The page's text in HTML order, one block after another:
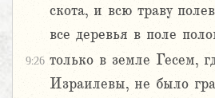
скота, и всю траву
все деревья в поле
9:26 только в земле Гесем,
Израилевы, не было